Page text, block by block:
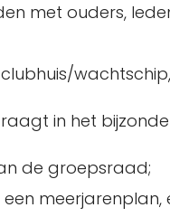
met ouders,
in het
de groepsraad;